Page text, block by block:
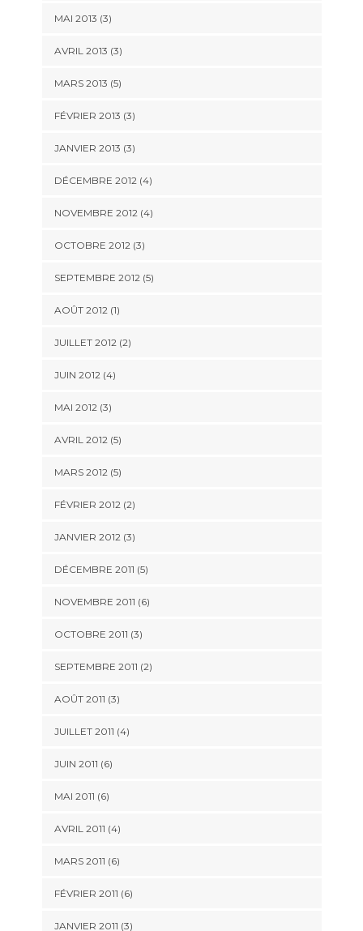
MAI 2013 (3)
AVRIL 2013 (3)
MARS 2013 (5)
FÉVRIER 2013 (3)
JANVIER 2013 (3)
DÉCEMBRE 2012(4)
NOVEMBRE 2012(4)
OCTOBRE 2012(3)
SEPTEMBRE 2012(5)
AOÛT 2012(1)
JUILLET 2012(2)
JUIN 2012(4)
MAI 2012(3)
AVRIL 2012(5)
MARS 2012(5)
FÉVRIER 2012(2)
JANVIER 2012(3)
DÉCEMBRE 2011 (5)
NOVEMBRE 2011 (6)
OCTOBRE 2011 (3)
SEPTEMBRE 2011 (2)
AOÛT 2011 (3)
JUILLET 2011 (4)
JUIN 2011 (6)
MAI 2011 (6)
AVRIL 2011 (4)
MARS 2011 (6)
FÉVRIER 2011 (6)
JANVIER 2011 (3)